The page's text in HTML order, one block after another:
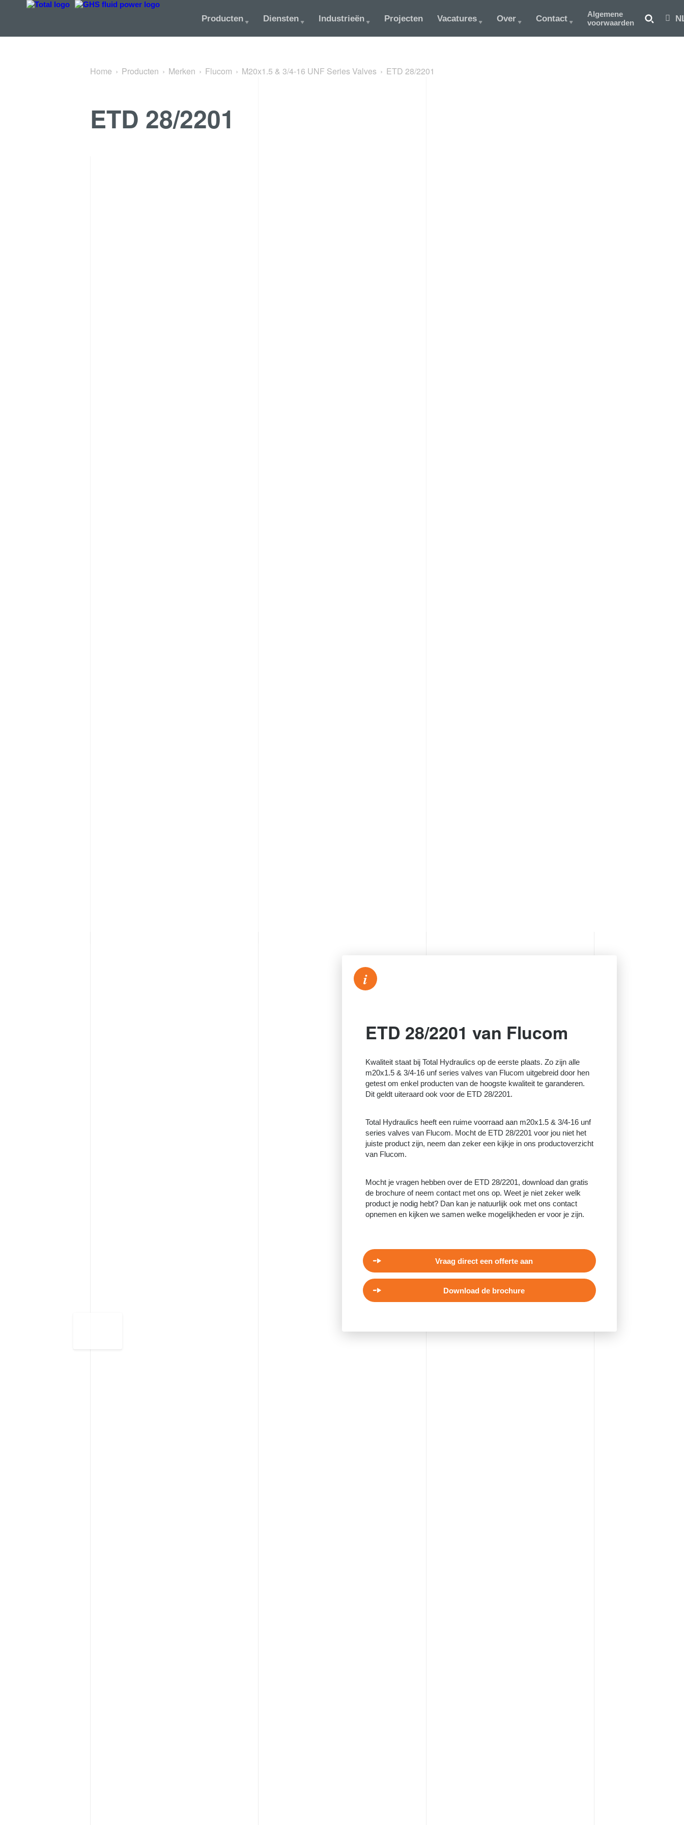
Terug naar M20x1.5 & 3/4-16 UNF Series Valves
Home Producten Merken Flucom M20x1.5 & 3/4-16 UNF Series Valves ETD 28/2201
ETD 28/2201
i
ETD 28/2201 van Flucom
Kwaliteit staat bij Total Hydraulics op de eerste plaats. Zo zijn alle
m20x1.5 & 3/4-16 unf series valves van Flucom uitgebreid door hen
getest om enkel producten van de hoogste kwaliteit te garanderen.
Dit geldt uiteraard ook voor de ETD 28/2201.
Total Hydraulics heeft een ruime voorraad aan m20x1.5 & 3/4-16 unf
series valves van Flucom. Mocht de ETD 28/2201 voor jou niet het
juiste product zijn, neem dan zeker een kijkje in ons productoverzicht
van Flucom.
Mocht je vragen hebben over de ETD 28/2201, download dan gratis
de brochure of neem contact met ons op. Weet je niet zeker welk
product je nodig hebt? Dan kan je natuurlijk ook met ons contact
opnemen en kijken we samen welke mogelijkheden er voor je zijn.
Vraag direct een offerte aan
Download de brochure
Producten Diensten Industrieën Projecten Vacatures Over Contact
Algemene
voorwaarden